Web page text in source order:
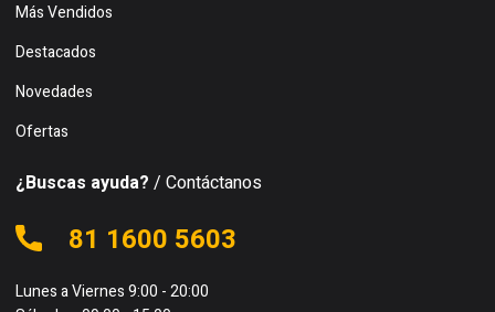
Más Vendidos
Destacados
Novedades
Ofertas
¿Buscas ayuda? / Contáctanos
81 1600 5603
Lunes a Viernes 9:00 - 20:00